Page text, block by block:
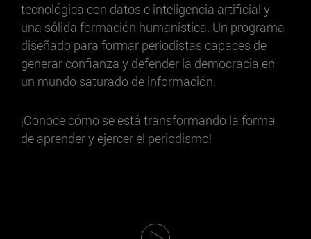
tecnológica con datos e inteligencia artificial y
una sólida formación humanística. Un programa
diseñado para formar periodistas capaces de
generar confianza y defender la democracia en
un mundo saturado de información.
¡Conoce cómo se está transformando la forma
de aprender y ejercer el periodismo!